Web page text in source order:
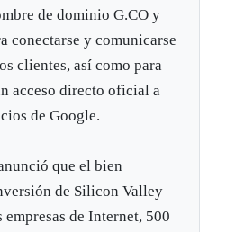
de dominio G.CO y
conectarse y comunicarse
clientes, así como para
acceso directo oficial a
de Google.
que el bien
de Silicon Valley
empresas de Internet, 500